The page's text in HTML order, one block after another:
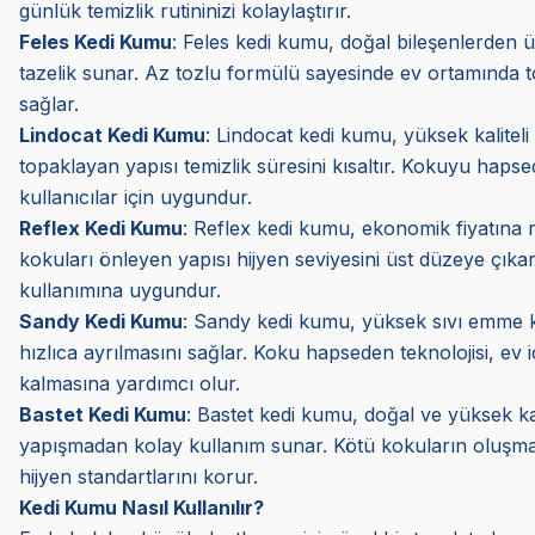
günlük temizlik rutininizi kolaylaştırır.
Feles Kedi Kumu: Feles kedi kumu, doğal bileşenlerden
tazelik sunar. Az tozlu formülü sayesinde ev ortamında
sağlar.
Lindocat Kedi Kumu: Lindocat kedi kumu, yüksek
topaklayan yapısı temizlik süresini kısaltır. Kokuyu
kullanıcılar için uygundur.
Reflex Kedi Kumu: Reflex kedi kumu, ekonomik fiyatına
kokuları önleyen yapısı hijyen seviyesini üst düzeye
kullanımına uygundur.
Sandy Kedi Kumu: Sandy kedi kumu, yüksek sıvı
hızlıca ayrılmasını sağlar. Koku hapseden
kalmasına yardımcı olur.
Bastet Kedi Kumu: Bastet kedi kumu, doğal ve yüksek
yapışmadan kolay kullanım sunar. Kötü kokuların
hijyen standartlarını korur.
Kedi Kumu Nasıl Kullanılır?